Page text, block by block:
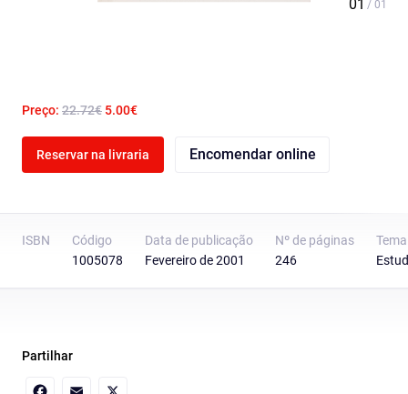
Preço: 22.72€ 5.00€
Reservar na livraria Encomendar online
ISBN
Código
1005078
Data de publicação
Fevereiro de 2001
Nº de páginas
246
Tema
Partilhar